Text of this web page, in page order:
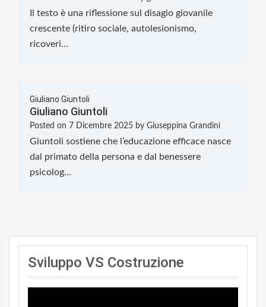
Il testo è una riflessione sul disagio giovanile
crescente (ritiro sociale, autolesionismo,
ricoveri…
Giuliano Giuntoli
Giuliano Giuntoli
Posted on 7 Dicembre 2025 by Giuseppina Grandini
Giuntoli sostiene che l’educazione efficace nasce
dal primato della persona e dal benessere
psicolog…
Sviluppo VS Costruzione